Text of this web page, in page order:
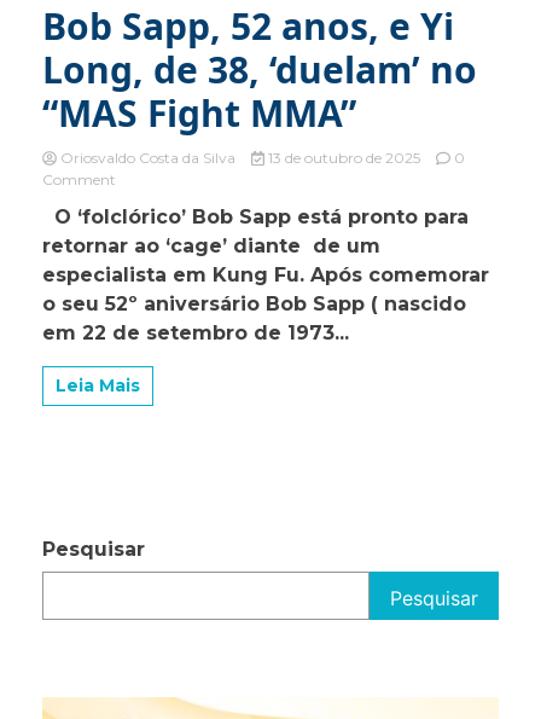
Bob Sapp, 52 anos, e Yi
Long, de 38, ‘duelam’ no
“MAS Fight MMA”
Oriosvaldo Costa da Silva 13 de outubro de 2025
0
Comment
Sapp,
52
anos,
e
Yi
Long,
38,
‘duelam’
O ‘folclórico’ Bob Sapp está pronto para
retornar ao ‘cage’ diante de um
especialista em Kung Fu. Após comemorar
o seu 52º aniversário Bob Sapp ( nascido
em 22 de setembro de 1973...
Leia Mais
Pesquisar
Pesquisar